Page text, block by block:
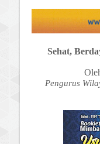
Sehat,
Pengurus